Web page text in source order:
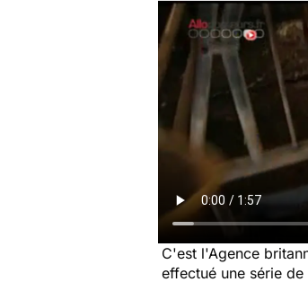
C'est l'Agence
effectué une série